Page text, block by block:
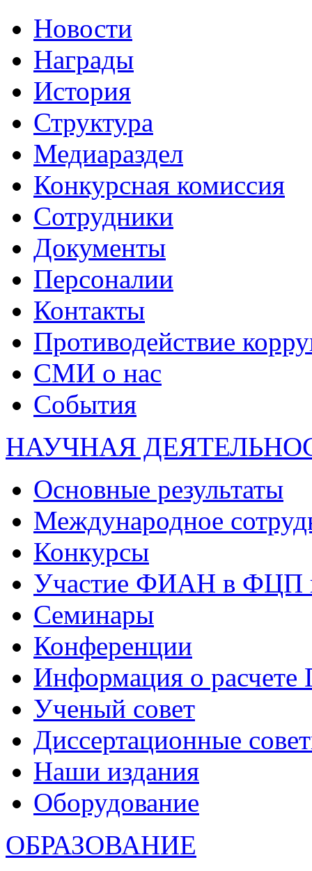
Новости
Награды
История
Структура
Медиараздел
Конкурсная комиссия
Сотрудники
Документы
Персоналии
Контакты
Противодействие
СМИ о нас
События
НАУЧНАЯ
Основные результаты
Международное
Конкурсы
Участие ФИАН в ФЦП
Семинары
Конференции
Информация о
Ученый совет
Диссертационные
Наши издания
Оборудование
ОБРАЗОВАНИЕ